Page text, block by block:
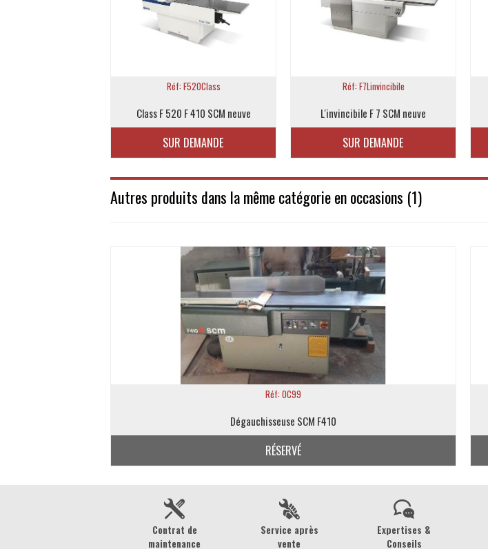
Réf: F520Class
Class F 520 F 410 SCM neuve
SUR DEMANDE
Réf: F7Linvincibile
L'invincibile F 7 SCM neuve
SUR DEMANDE
Autres produits dans la même catégorie en occasions (1)
Réf: OC99
Dégauchisseuse SCM F410
RÉSERVÉ
Contrat de
maintenance
Service après
vente
Expertises &
Conseils